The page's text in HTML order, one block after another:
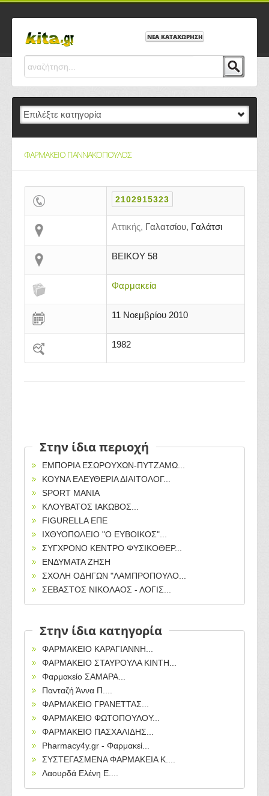
ΝΕΑ ΚΑΤΑΧΩΡΗΣΗ
ΦΑΡΜΑΚΕΙΟ ΓΙΑΝΝΑΚΟΠΟΥΛΟΣ
2102915323
Αττικής, Γαλατσίου, Γαλάτσι
ΒΕΙΚΟΥ 58
Φαρμακεία
11 Νοεμβρίου 2010
1982
Στην ίδια περιοχή
ΕΜΠΟΡΙΑ ΕΣΩΡΟΥΧΩΝ-ΠΥΤΖΑΜΩ...
ΚΟΥΝΑ ΕΛΕΥΘΕΡΙΑ ΔΙΑΙΤΟΛΟΓ...
SPORT MANIA
ΚΛΟΥΒΑΤΟΣ ΙΑΚΩΒΟΣ...
FIGURELLA ΕΠΕ
ΙΧΘΥΟΠΩΛΕΙΟ "Ο ΕΥΒΟΙΚΟΣ"...
ΣΥΓΧΡΟΝΟ ΚΕΝΤΡΟ ΦΥΣΙΚΟΘΕΡ...
ΕΝΔΥΜΑΤΑ ΖΗΣΗ
ΣΧΟΛΗ ΟΔΗΓΩΝ "ΛΑΜΠΡΟΠΟΥΛΟ...
ΣΕΒΑΣΤΟΣ ΝΙΚΟΛΑΟΣ - ΛΟΓΙΣ...
Στην ίδια κατηγορία
ΦΑΡΜΑΚΕΙΟ ΚΑΡΑΓΙΑΝΝΗ...
ΦΑΡΜΑΚΕΙΟ ΣΤΑΥΡΟΥΛΑ ΚΙΝΤΗ...
Φαρμακείο ΣΑΜΑΡΑ...
Πανταζή Άννα Π....
ΦΑΡΜΑΚΕΙΟ ΓΡΑΝΕΤΤΑΣ...
ΦΑΡΜΑΚΕΙΟ ΦΩΤΟΠΟΥΛΟΥ...
ΦΑΡΜΑΚΕΙΟ ΠΑΣΧΑΛΙΔΗΣ...
Pharmacy4y.gr - Φαρμακεί...
ΣΥΣΤΕΓΑΣΜΕΝΑ ΦΑΡΜΑΚΕΙΑ Κ....
Λαουρδά Ελένη Ε....